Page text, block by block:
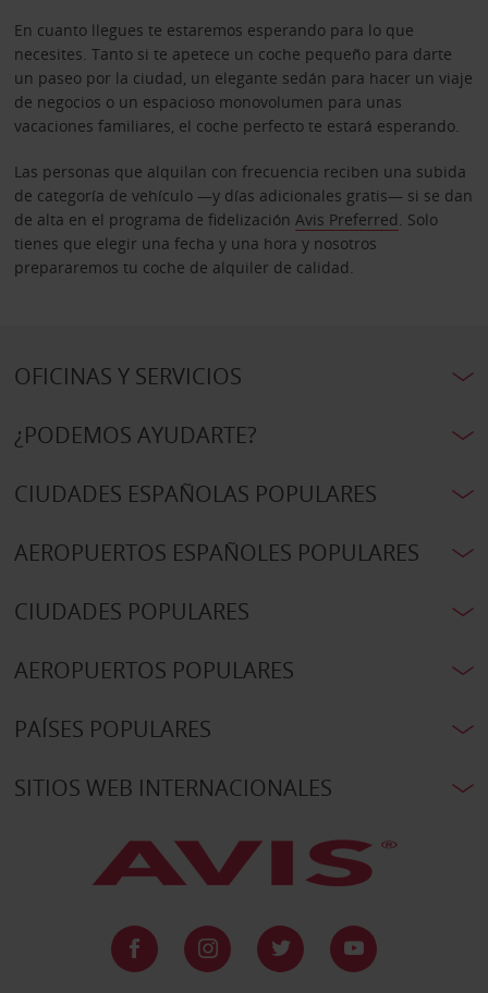
En cuanto llegues te estaremos esperando para lo que
necesites. Tanto si te apetece un coche pequeño para darte
un paseo por la ciudad, un elegante sedán para hacer un viaje
de negocios o un espacioso monovolumen para unas
vacaciones familiares, el coche perfecto te estará esperando.
Las personas que alquilan con frecuencia reciben una subida
de categoría de vehículo —y días adicionales gratis— si se dan
de alta en el programa de fidelización Avis Preferred. Solo
tienes que elegir una fecha y una hora y nosotros
prepararemos tu coche de alquiler de calidad.
OFICINAS Y SERVICIOS
¿PODEMOS AYUDARTE?
CIUDADES ESPAÑOLAS POPULARES
AEROPUERTOS ESPAÑOLES POPULARES
CIUDADES POPULARES
AEROPUERTOS POPULARES
PAÍSES POPULARES
SITIOS WEB INTERNACIONALES